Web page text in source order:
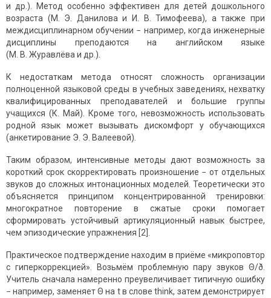
и др.). Метод особенно эффективен для детей дошкольного
возраста (М. Э. Данилова и И. В. Тимофеева), а также при
междисциплинарном обучении − например, когда инженерные
дисциплины преподаются на английском языке
(М. В. Журавлёва и др.).
К недостаткам метода относят сложность организации
полноценной языковой среды в учебных заведениях, нехватку
квалифицированных преподавателей и большие группы
учащихся (К. Май). Кроме того, невозможность использовать
родной язык может вызывать дискомфорт у обучающихся
(анкетирование Э. Э. Валеевой).
Таким образом, интенсивные методы дают возможность за
короткий срок скорректировать произношение − от отдельных
звуков до сложных интонационных моделей. Теоретически это
объясняется принципом концентрированной тренировки:
многократное повторение в сжатые сроки помогает
сформировать устойчивый артикуляционный навык быстрее,
чем эпизодические упражнения [2].
Практическое подтверждение находим в приёме «микроповтор
с гиперкоррекцией». Возьмём проблемную пару звуков Θ/ð.
Учитель сначала намеренно преувеличивает типичную ошибку
− например, заменяет Θ на t в слове think, затем демонстрирует